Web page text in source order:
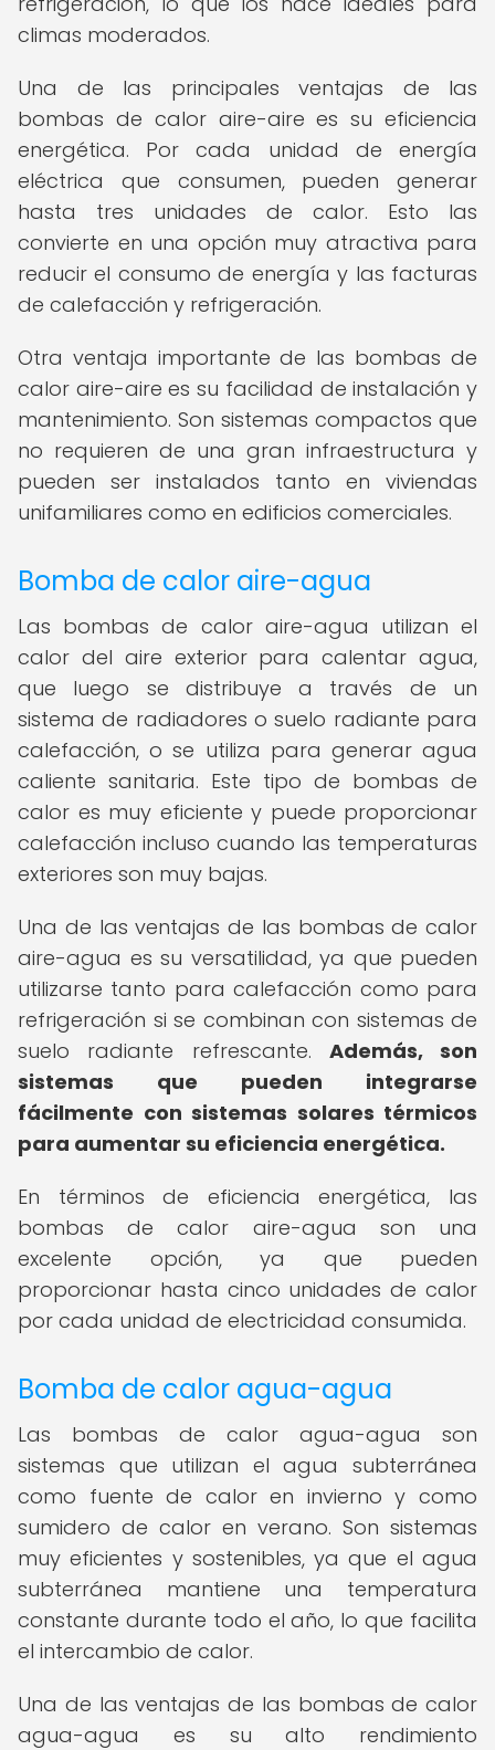
climas moderados.
Una de las principales ventajas de las
bombas de calor aire-aire es su eficiencia
energética. Por cada unidad de energía
eléctrica que consumen, pueden generar
hasta tres unidades de calor. Esto las
convierte en una opción muy atractiva para
reducir el consumo de energía y las facturas
de calefacción y refrigeración.
Otra ventaja importante de las bombas de
calor aire-aire es su facilidad de instalación y
mantenimiento. Son sistemas compactos que
no requieren de una gran infraestructura y
pueden ser instalados tanto en viviendas
unifamiliares como en edificios comerciales.
Bomba de calor aire-agua
Las bombas de calor aire-agua utilizan el
calor del aire exterior para calentar agua,
que luego se distribuye a través de un
sistema de radiadores o suelo radiante para
calefacción, o se utiliza para generar agua
caliente sanitaria. Este tipo de bombas de
calor es muy eficiente y puede proporcionar
calefacción incluso cuando las temperaturas
exteriores son muy bajas.
Una de las ventajas de las bombas de calor
aire-agua es su versatilidad, ya que pueden
utilizarse tanto para calefacción como para
refrigeración si se combinan con sistemas de
suelo radiante refrescante. Además, son
sistemas que pueden integrarse
fácilmente con sistemas solares térmicos
para aumentar su eficiencia energética.
En términos de eficiencia energética, las
bombas de calor aire-agua son una
excelente opción, ya que pueden
proporcionar hasta cinco unidades de calor
por cada unidad de electricidad consumida.
Bomba de calor agua-agua
Las bombas de calor agua-agua son
sistemas que utilizan el agua subterránea
como fuente de calor en invierno y como
sumidero de calor en verano. Son sistemas
muy eficientes y sostenibles, ya que el agua
subterránea mantiene una temperatura
constante durante todo el año, lo que facilita
el intercambio de calor.
Una de las ventajas de las bombas de calor
agua-agua es su alto rendimiento